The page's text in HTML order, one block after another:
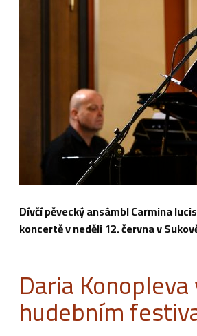
Dívčí pěvecký ansámbl Carmina lucis
koncertě v neděli 12. června v
Daria
hudebním